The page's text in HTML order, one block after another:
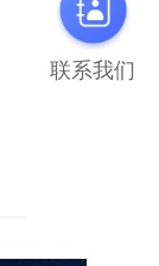
联系我们